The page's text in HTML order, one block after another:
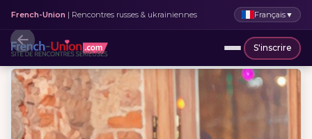
French-Union | Rencontres russes & ukrainiennes Français▼
S'inscrire